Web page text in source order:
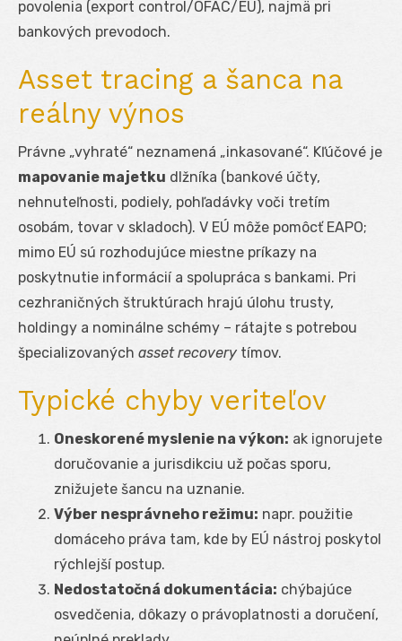
povolenia (export control/OFAC/EÚ), najmä pri
bankových prevodoch.
Asset tracing a šanca na
reálny výnos
Právne „vyhraté“ neznamená „inkasované“. Kľúčové je
mapovanie majetku dlžníka (bankové účty,
nehnuteľnosti, podiely, pohľadávky voči tretím
osobám, tovar v skladoch). V EÚ môže pomôcť EAPO;
mimo EÚ sú rozhodujúce miestne príkazy na
poskytnutie informácií a spolupráca s bankami. Pri
cezhraničných štruktúrach hrajú úlohu trusty,
holdingy a nominálne schémy – rátajte s potrebou
špecializovaných asset recovery tímov.
Typické chyby veriteľov
Oneskorené myslenie na výkon: ak ignorujete
doručovanie a jurisdikciu už počas sporu,
znižujete šancu na uznanie.
Výber nesprávneho režimu: napr. použitie
domáceho práva tam, kde by EÚ nástroj poskytol
rýchlejší postup.
Nedostatočná dokumentácia: chýbajúce
osvedčenia, dôkazy o právoplatnosti a doručení,